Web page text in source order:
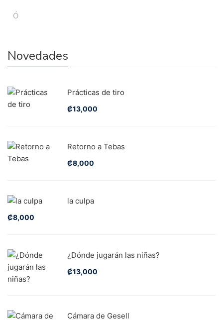
Ó
Novedades
Prácticas de tiro
₡13,000
Retorno a Tebas
₡8,000
la culpa
₡8,000
¿Dónde jugarán las niñas?
₡13,000
Cámara de Gesell